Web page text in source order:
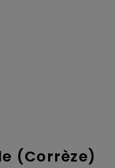
(Corrèze)